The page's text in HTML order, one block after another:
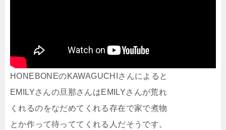
HONEBONEのKAWAGUCHIさんによると
EMILYさんの旦那さんはEMILYさんが荒れ
くれるのをなだめてくれる存在で家で煮物
とか作って待っててくれる人だそうです。